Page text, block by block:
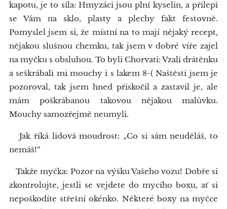
kapotu, je to síla: Hmyzáci jsou plní kyselin, a přilepí
se Vám na sklo, plasty a plechy fakt festovně.
Pomyslel jsem si, že místní na to mají nějaký recept,
nějakou slušnou chemku, tak jsem v dobré víře zajel
na myčku s obsluhou. To byli Chorvati: Vzali drátěnku
a seškrábali mi mouchy i s lakem 8-( Naštěstí jsem je
pozoroval, tak jsem hned přiskočil a zastavil je, ale
mám poškrábanou takovou nějakou malůvku.
Mouchy samozřejmě neumyli.
Jak říká lidová moudrost: „Co si sám neuděláš, to
nemáš!“
Takže myčka: Pozor na výšku Vašeho vozu! Dobře si
zkontrolujte, jestli se vejdete do mycího boxu, ať si
nepoškodíte střešní okénko. Některé boxy na myčce